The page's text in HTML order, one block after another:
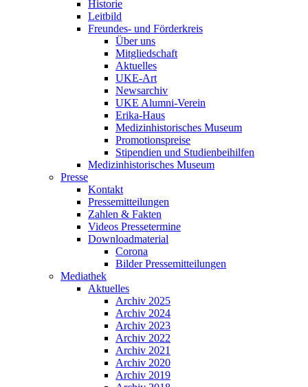
Historie
Leitbild
Freundes- und Förderkreis
Über uns
Mitgliedschaft
Aktuelles
UKE-Art
Newsarchiv
UKE Alumni-Verein
Erika-Haus
Medizinhistorisches Museum
Promotionspreise
Stipendien und Studienbeihilfen
Medizinhistorisches Museum
Presse
Kontakt
Pressemitteilungen
Zahlen & Fakten
Videos Pressetermine
Downloadmaterial
Corona
Bilder Pressemitteilungen
Mediathek
Aktuelles
Archiv 2025
Archiv 2024
Archiv 2023
Archiv 2022
Archiv 2021
Archiv 2020
Archiv 2019